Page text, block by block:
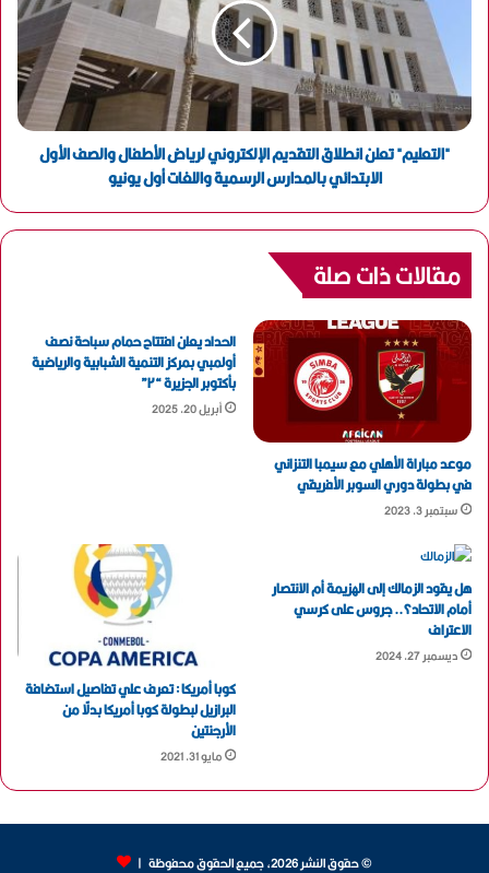
"التعليم" تعلن انطلاق التقديم الإلكتروني لرياض الأطفال والصف الأول
الابتدائي بالمدارس الرسمية واللغات أول يونيو
مقالات ذات صلة
موعد مباراة الأهلي مع سيمبا التنزاني
في بطولة دوري السوبر الأفريقي
سبتمبر 3, 2023
الحداد يعلن افتتاح حمام سباحة نصف
أولمبي بمركز التنمية الشبابية والرياضية
بأكتوبر الجزيرة “٢”
أبريل 20, 2025
هل يقود الزمالك إلى الهزيمة أم الانتصار
أمام الاتحاد؟.. جروس على كرسي
الاعتراف
ديسمبر 27, 2024
كوبا أمريكا : تعرف علي تفاصيل استضافة
البرازيل لبطولة كوبا أمريكا بدلًا من
الأرجنتين
مايو 31, 2021
© حقوق النشر 2026، جميع الحقوق محفوظة |